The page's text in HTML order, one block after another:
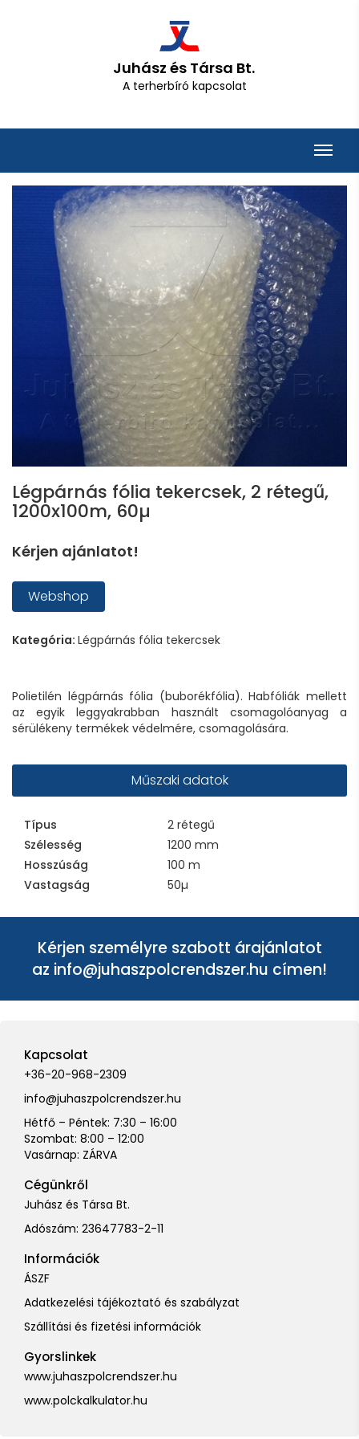
Juhász és Társa Bt.
A terherbíró kapcsolat
Légpárnás fólia tekercsek, 2 rétegű,
1200x100m, 60µ
Kérjen ajánlatot!
Webshop
Kategória: Légpárnás fólia tekercsek
Polietilén légpárnás fólia (buborékfólia). Habfóliák mellett
az egyik leggyakrabban használt csomagolóanyag a
sérülékeny termékek védelmére, csomagolására.
Műszaki adatok
Típus
2 rétegű
Szélesség
1200 mm
Hosszúság
100 m
Vastagság
50µ
Kérjen személyre szabott árajánlatot
az info@juhaszpolcrendszer.hu címen!
Kapcsolat
+36-20-968-2309
info@juhaszpolcrendszer.hu
Hétfő – Péntek: 7:30 – 16:00
Szombat: 8:00 – 12:00
Vasárnap: ZÁRVA
Cégünkről
Juhász és Társa Bt.
Adószám: 23647783-2-11
Információk
ÁSZF
Adatkezelési tájékoztató és szabályzat
Szállítási és fizetési információk
Gyorslinkek
www.juhaszpolcrendszer.hu
www.polckalkulator.hu